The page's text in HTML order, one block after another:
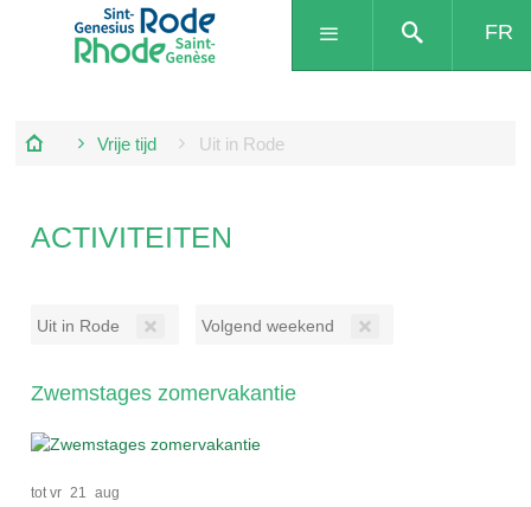
FR
Vrije tijd Uit in Rode
ACTIVITEITEN
Uit in Rode Volgend weekend
Zwemstages zomervakantie
tot vr 21
aug